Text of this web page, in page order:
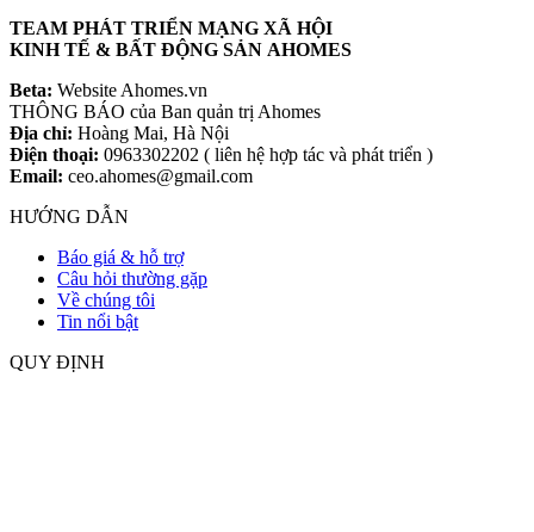
TEAM PHÁT TRIỂN MẠNG XÃ HỘI
KINH TẾ & BẤT ĐỘNG SẢN AHOMES
Beta: Website Ahomes.vn
THÔNG BÁO của Ban quản trị Ahomes
Địa chỉ: Hoàng Mai, Hà Nội
Điện thoại: 0963302202 ( liên hệ hợp tác và phát triển )
Email: ceo.ahomes@gmail.com
HƯỚNG DẪN
Báo giá & hỗ trợ
Câu hỏi thường gặp
Về chúng tôi
Tin nổi bật
QUY ĐỊNH